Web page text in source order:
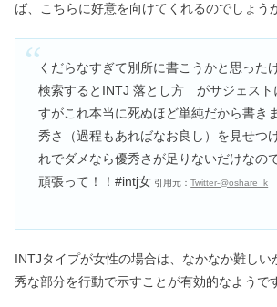
ば、こちらに好意を向けてくれるのでしょう
くだらなすぎて別所に書こうかと思っ
検索するとINTJ 落とし方 がサジェスト
すがこれ本当に死ぬほど単純だから書き
秀さ（過程もあればなお良し）を見せつ
れでダメなら優秀さが足りないだけなの
頑張って！！#intj女 引用元：Twitter‐@oshare_k
INTJタイプが女性の場合は、なかなか難しい
秀な部分を行動で示すことが有効的なようで